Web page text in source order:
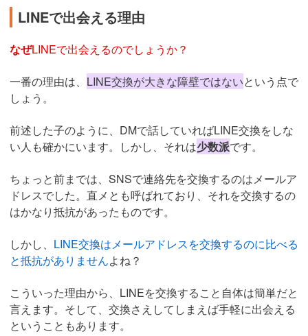
LINEで出会える理由
なぜLINEで出会えるのでしょうか？
一番の理由は、 LINE交換が大きな障壁ではないという点で
しょう。
前述した子のように、DMで話していればLINE交換をしな
い人も確かにいます。しかし、それは少数派です。
ちょっと前までは、SNSで連絡先を交換するのはメールア
ドレスでした。直メとも呼ばれており、それを交換するの
はかなり抵抗があったものです。
しかし、 LINE交換はメールアドレスを交換するのに比べる
と抵抗がありませんよね？
こういった理由から、LINEを交換すること自体は簡単だと
言えます。そして、交換さえしてしまえば手軽に出会える
ということもあります。